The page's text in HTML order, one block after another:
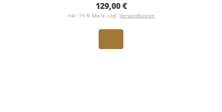
129,00 €
inkl. 19 % MwSt. zzgl. Versandkosten